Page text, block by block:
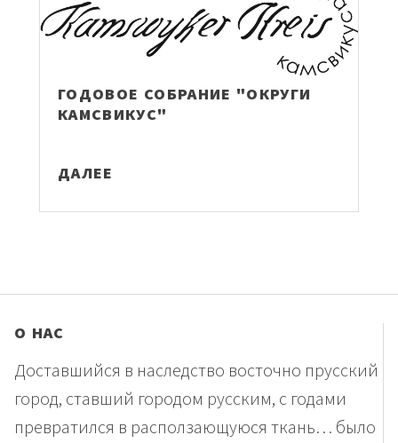
ГОДОВОЕ СОБРАНИЕ "ОКРУГИ
КАМСВИКУС"
ДАЛЕЕ
О НАС
Доставшийся в наследство восточно прусский
город, ставший городом русским, с годами
превратился в расползающуюся ткань… было